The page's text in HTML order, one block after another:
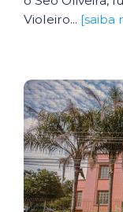
Violeiro... [saiba